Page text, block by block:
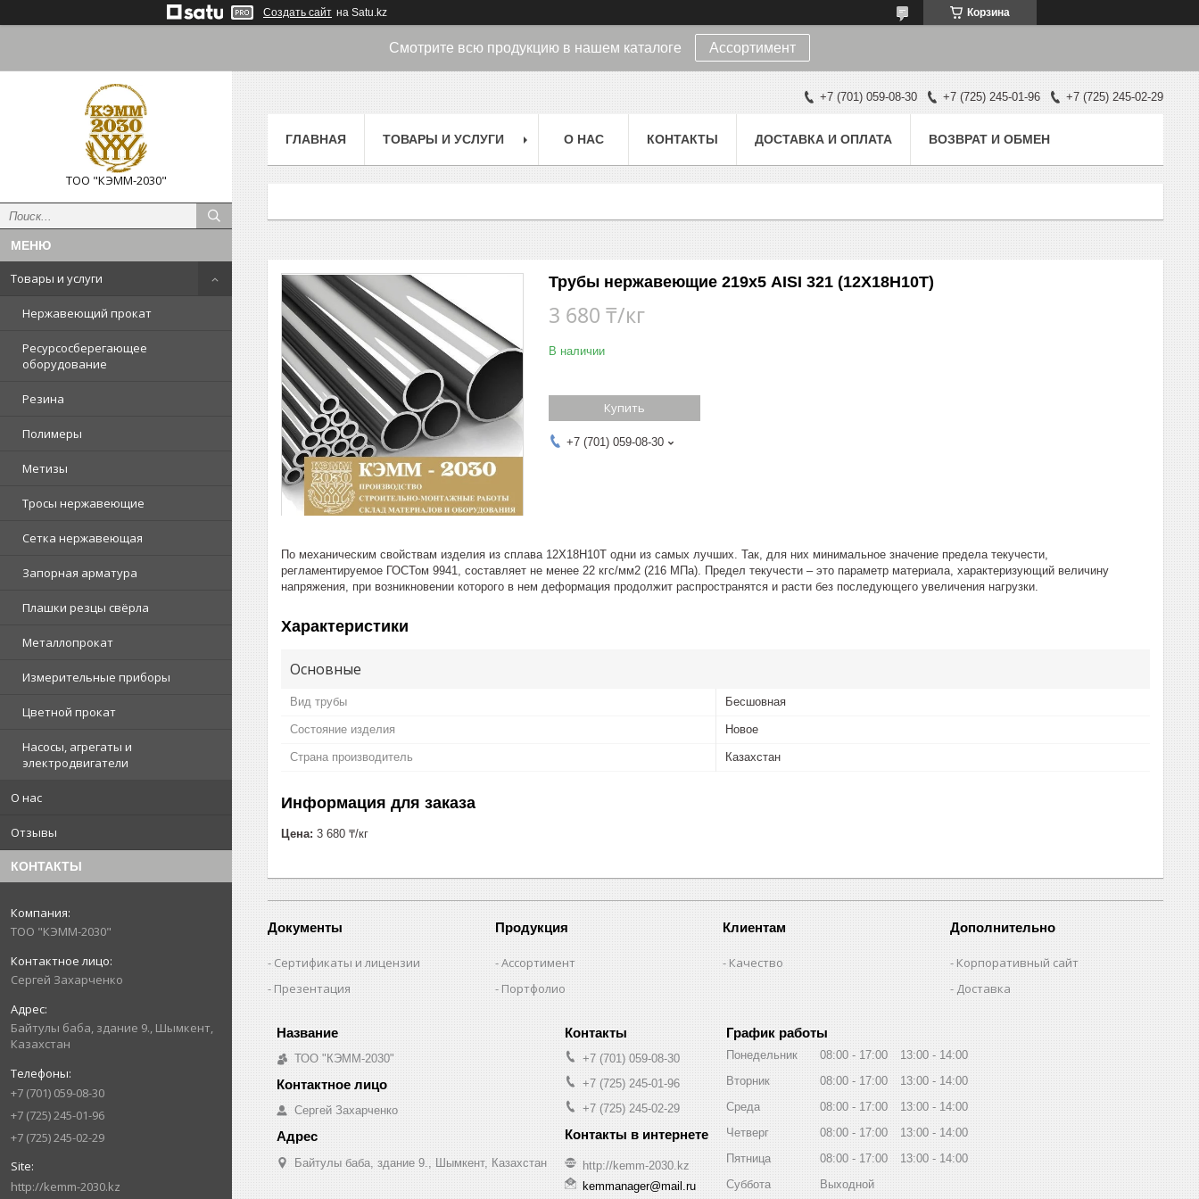
Создать сайт на Satu.kz Корзина
Смотрите всю продукцию в нашем каталоге Ассортимент
ТОО "КЭММ-2030"
Товары и услуги
Нержавеющий прокат
Ресурсосберегающее
оборудование
Резина
Полимеры
Метизы
Тросы нержавеющие
Сетка нержавеющая
Запорная арматура
Плашки резцы свёрла
Металлопрокат
Измерительные приборы
Цветной прокат
Насосы, агрегаты и
электродвигатели
О нас
Отзывы
КОНТАКТЫ
ТОО "КЭММ-2030"
Сергей Захарченко
Байтулы баба, здание 9., Шымкент,
Казахстан
+7 (701) 059-08-30
+7 (725) 245-01-96
+7 (725) 245-02-29
http://kemm-2030.kz
+7 (701) 059-08-30 +7 (725) 245-01-96 +7 (725) 245-02-29
ГЛАВНАЯ ТОВАРЫ И УСЛУГИ О НАС КОНТАКТЫ ДОСТАВКА И ОПЛАТА ВОЗВРАТ И ОБМЕН
Трубы нержавеющие 219х5 AISI 321 (12Х18Н10Т)
3 680 ₸/кг
В наличии
Купить
+7 (701) 059-08-30
По механическим свойствам изделия из сплава 12Х18Н10Т одни из самых лучших. Так, для них минимальное значение предела текучести,
регламентируемое ГОСТом 9941, составляет не менее 22 кгс/мм2 (216 МПа). Предел текучести – это параметр материала, характеризующий величину
напряжения, при возникновении которого в нем деформация продолжит распространятся и расти без последующего увеличения нагрузки.
Характеристики
Основные
Вид трубы Бесшовная
Состояние изделия Новое
Страна производитель Казахстан
Информация для заказа
Цена: 3 680 ₸/кг
Документы
Сертификаты и лицензии
Презентация
Продукция
Ассортимент
Портфолио
Клиентам
Качество
Дополнительно
Корпоративный сайт
Доставка
ТОО "КЭММ-2030"
Сергей Захарченко
Байтулы баба, здание 9., Шымкент, Казахстан
+7 (701) 059-08-30
+7 (725) 245-01-96
+7 (725) 245-02-29
http://kemm-2030.kz
kemmanager@mail.ru
График работы
Понедельник 08:00 17:00 13:00
14:00
Вторник
08:00 17:00 13:00
14:00
Среда
08:00 17:00 13:00
14:00
Четверг
08:00 17:00 13:00
14:00
Пятница
08:00 17:00 13:00
14:00
Суббота
Выходной